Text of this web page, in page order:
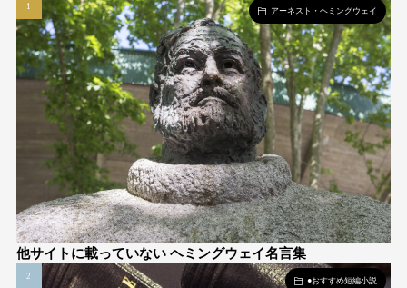
アーネスト・ヘミングウェイ
他サイトに載っていない ヘミングウェイ名言集
●おすすめ短編小説